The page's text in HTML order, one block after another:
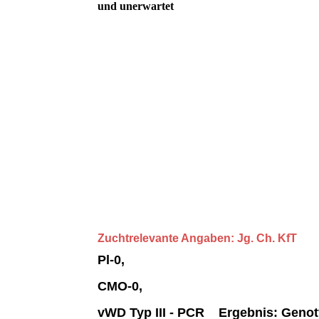
und unerwartet
Zuchtrelevante Angaben: Jg. Ch. KfT
Pl-0,
CMO-0,
vWD Typ III - PCR Ergebnis: